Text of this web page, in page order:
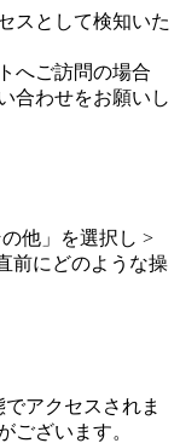
スとして検知いた
へご訪問の場合
合わせをお願いし
他」を選択し >
前にどのような操
アクセスされま
ございます。